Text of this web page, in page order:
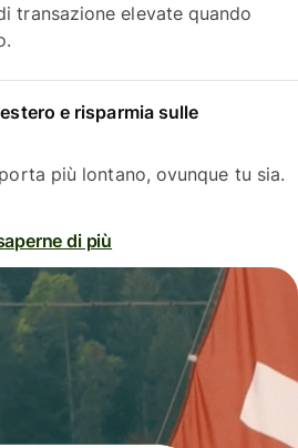
transazione elevate quando
e risparmia sulle
più lontano, ovunque tu sia.
di più